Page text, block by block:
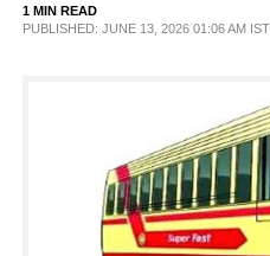
LIFESTYLE
1 MIN READ
PUBLISHED: JUNE 13, 2026 01:06 AM IST